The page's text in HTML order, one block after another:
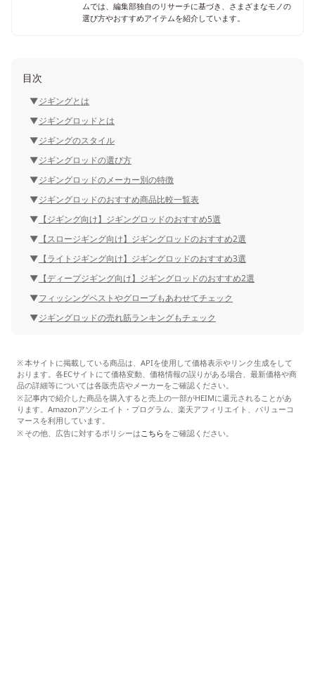
ムでは、編集部独自のリサーチに基づき、さまざまなモノの
選び方やおすすめアイテムを紹介しています。
目次
ジギングとは
ジギングロッドとは
ジギングのスタイル
ジギングロッドの選び方
ジギングロッドのメーカー別の特徴
ジギングロッドのおすすめ商品比較一覧表
【ジギング向け】ジギングロッドのおすすめ5選
【スロージギング向け】ジギングロッドのおすすめ2選
【ライトジギング向け】ジギングロッドのおすすめ3選
【ディープジギング向け】ジギングロッドのおすすめ2選
フィッシングベストやグローブもあわせてチェック
ジギングロッドの売れ筋ランキングもチェック
本サイトに掲載している商品は、APIを使用して価格表示やリンク生成をして
おります。各ECサイトにて価格変動、価格情報の誤りがある場合、最新価格や商
品の詳細等については各販売店やメーカーをご確認ください。
記事内で紹介した商品を購入すると売上の一部がHEIMに還元されることがあ
ります。Amazonアソシエイト・プログラム、楽天アフィリエイト、バリューコ
マースを利用しています。
その他、広告に対するポリシーはこちらをご確認ください。